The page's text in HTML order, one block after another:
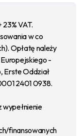
VAT.
w co
Opłatę należy
-
Erste Oddział
2401 0938.
wypełnienie
finansowanych